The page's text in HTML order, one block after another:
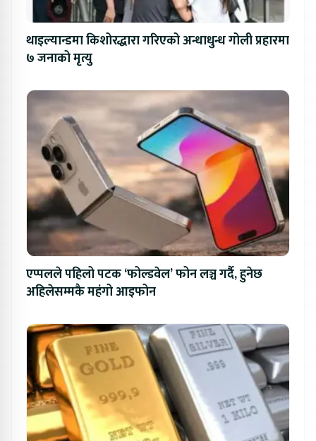
थाइल्यान्डमा किशोरद्धारा गरिएको अन्धाधुन्ध गोली प्रहारमा
७ जनाको मृत्यु
एप्पलले पहिलो पटक ‘फोल्डवेल’ फोन लञ्च गर्दै, हुनेछ
अहिलेसम्मकै महंगो आइफोन